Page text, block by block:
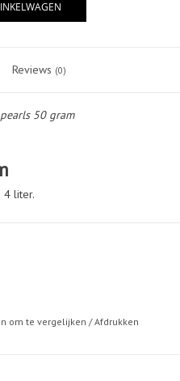
Reviews (0)
50 gram
4 liter.
om te vergelijken /Afdrukken